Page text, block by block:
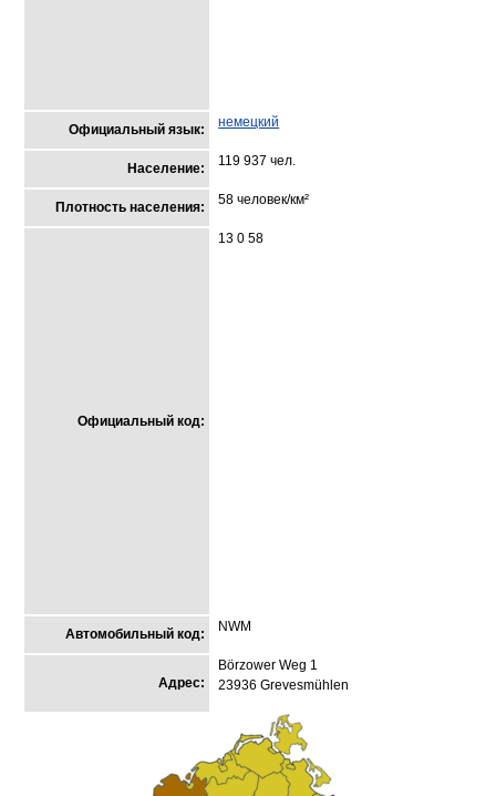
Официальный язык: немецкий
Население: 119 937 чел.
Плотность населения: 58 человек/км²
Официальный код:
13 0 58
Автомобильный код: NWM
Адрес:
Börzower Weg 1
23936 Grevesmühlen